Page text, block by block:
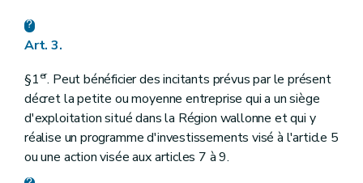
Art. 3.
§1er. Peut bénéficier des incitants prévus par le présent
décret la petite ou moyenne entreprise qui a un siège
d'exploitation situé dans la Région wallonne et qui y
réalise un programme d'investissements visé à l'article 5
ou une action visée aux articles 7 à 9.